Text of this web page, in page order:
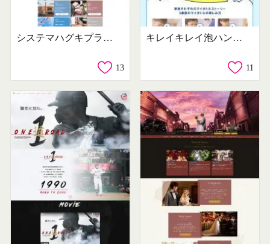
システマハグキプラス「カラフルエイジプロジェクト」体験プレゼントキャンペーン
13
キレイキレイ泡ハンドソープ「親子でつくろう！キレイキレイマイボトルキャンペーン」特設サイト
11